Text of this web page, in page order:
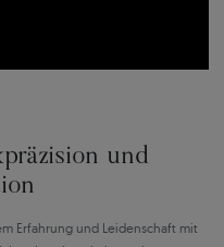
und
Erfahrung und Leidenschaft mit